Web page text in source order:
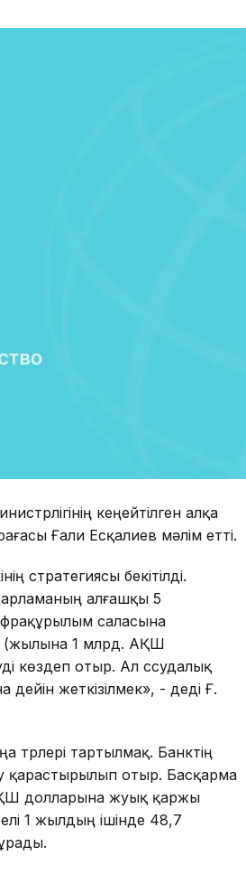
кеңейтілген алқа
Ғали Есқалиев мәлім етті.
стратегиясы бекітілді.
алғашқы 5
саласына
(жылына 1 млрд. АҚШ
көздеп отыр. Ал ссудалық
жеткізілмек», - деді Ғ.
тартылмақ. Банктің
қарастырылып отыр. Басқарма
долларына жуық қаржы
1 жылдың ішінде 48,7